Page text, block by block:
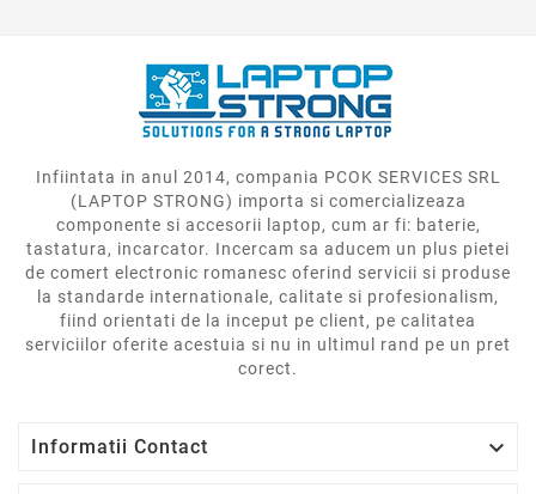
Infiintata in anul 2014, compania PCOK SERVICES SRL
(LAPTOP STRONG) importa si comercializeaza
componente si accesorii laptop, cum ar fi: baterie,
tastatura, incarcator. Incercam sa aducem un plus pietei
de comert electronic romanesc oferind servicii si produse
la standarde internationale, calitate si profesionalism,
fiind orientati de la inceput pe client, pe calitatea
serviciilor oferite acestuia si nu in ultimul rand pe un pret
corect.
Informatii Contact 